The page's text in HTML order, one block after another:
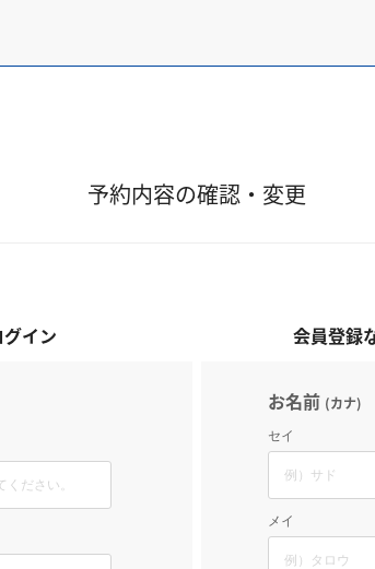
予約内容の確認・変更
イン 会員登録
お名前 (カナ)
セイ
メイ